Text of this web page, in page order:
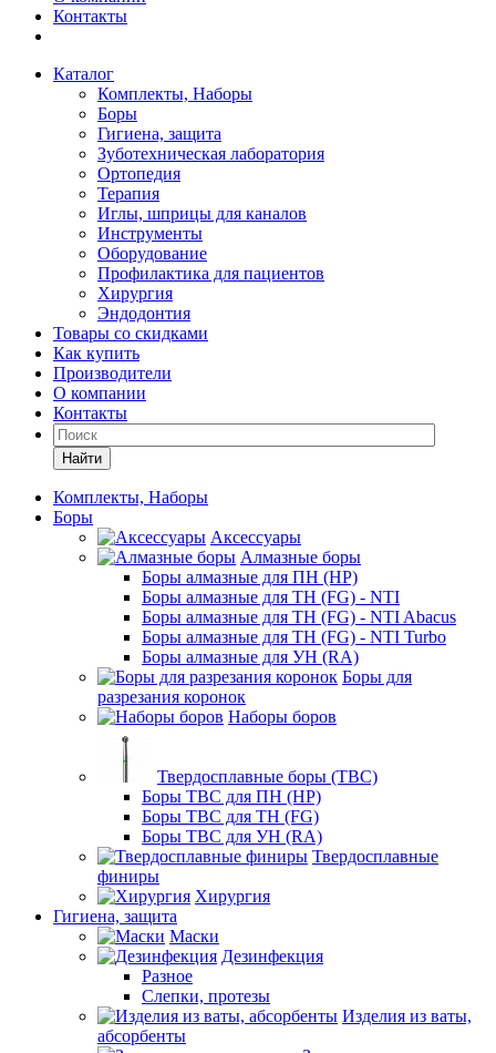
Контакты
Каталог
Комплекты, Наборы
Боры
Гигиена, защита
Зуботехническая лаборатория
Ортопедия
Терапия
Иглы, шприцы для каналов
Инструменты
Оборудование
Профилактика для пациентов
Хирургия
Эндодонтия
Товары со скидками
Как купить
Производители
О компании
Контакты
Найти
Комплекты, Наборы
Боры
Аксессуары
Алмазные боры
Боры алмазные для ПН (HP)
Боры алмазные для ТН (FG) - NTI
Боры алмазные для ТН (FG) - NTI Abacus
Боры алмазные для ТН (FG) - NTI Turbo
Боры алмазные для УН (RA)
Боры для
разрезания коронок
Наборы боров
Твердосплавные боры (ТВС)
Боры ТВС для ПН (HP)
Боры ТВС для ТН (FG)
Боры ТВС для УН (RA)
Твердосплавные
финиры
Хирургия
Гигиена, защита
Маски
Дезинфекция
Разное
Слепки, протезы
Изделия из ваты,
абсорбенты